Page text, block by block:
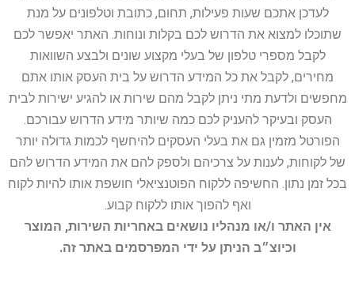
לעדכן אתכם שעות פעילות, תחום, כתובת וטלפונים על מנת
שתוכלו למצוא את הדרוש לכם בקלות ונוחות. האתר יאפשר לכם
לקבל מספרי טלפון של בעלי מקצוע שונים ולבצע השוואות
מחירים, לקבל את כל המידע הדרוש על בית העסק אותו אתם
מחפשים ולדעת מתי ניתן לקבל מהם שירות או להגיע ישירות לבית
העסק ובעיקר להעניק לכם כמה שיותר מידע הדרוש עבורכם.
הפורטל מזמין גם את בעלי העסקים להיחשף לכמות גדולה יותר
של לקוחות, לענות על צרכיהם ולספק להם את המידע הדרוש להם
בכל זמן נתון. החשיפה ללקוח הפוטנציאלי חושפת אותו להיות לקוח
ואף להפוך אותו ללקוח קבוע.
אין האתר ו/או מנהליו נושאים באחריות השירות, המוצר
וכיוצ״ב הניתן על ידי המפרסמים באתר זה.